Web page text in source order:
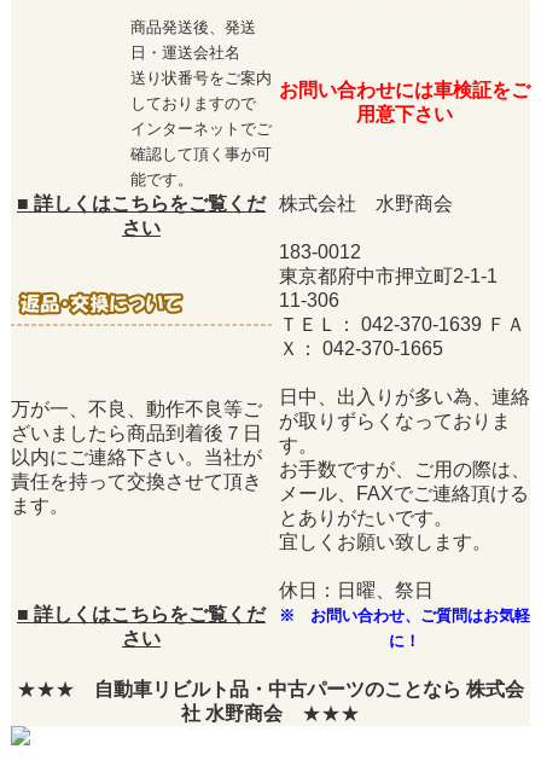
商品発送後、発送
日・運送会社名
送り状番号をご案内
しておりますので
インターネットでご
確認して頂く事が可
能です。
お問い合わせには車検証をご
用意下さい
■ 詳しくはこちらをご覧くだ
さい
株式会社 水野商会
183-0012
東京都府中市押立町2-1-1
11-306
ＴＥＬ： 042-370-1639 ＦＡ
Ｘ： 042-370-1665
日中、出入りが多い為、連絡
が取りずらくなっておりま
す。
お手数ですが、ご用の際は、
メール、FAXでご連絡頂ける
とありがたいです。
宜しくお願い致します。
休日：日曜、祭日
万が一、不良、動作不良等ご
ざいましたら商品到着後７日
以内にご連絡下さい。当社が
責任を持って交換させて頂き
ます。
■ 詳しくはこちらをご覧くだ
さい
※ お問い合わせ、ご質問はお気軽
に！
★★★
自動車リビルト品・中古パーツのことなら 株式会
社 水野商会
★★★